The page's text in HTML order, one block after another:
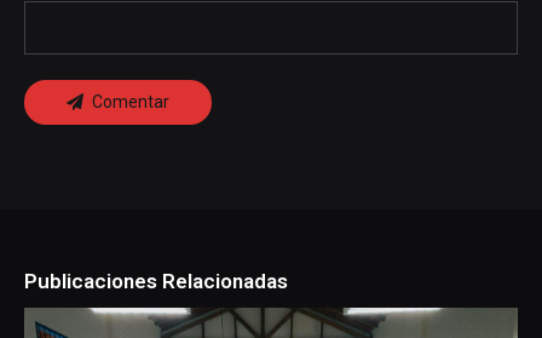
Comentar
Publicaciones Relacionadas